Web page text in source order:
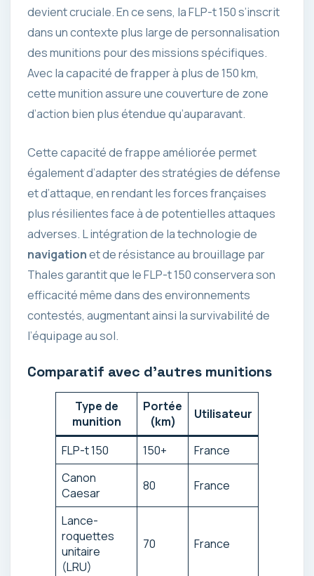
devient cruciale. En ce sens, la FLP-t 150 s’inscrit
dans un contexte plus large de personnalisation
des munitions pour des missions spécifiques.
Avec la capacité de frapper à plus de 150 km,
cette munition assure une couverture de zone
d’action bien plus étendue qu’auparavant.
Cette capacité de frappe améliorée permet
également d’adapter des stratégies de défense
et d’attaque, en rendant les forces françaises
plus résilientes face à de potentielles attaques
adverses. L intégration de la technologie de
navigationet de résistance au brouillage par
Thales garantit que le FLP-t 150 conservera son
efficacité même dans des environnements
contestés, augmentant ainsi la survivabilité de
l’équipage au sol.
Comparatif avec d’autres munitions
Type de
munition
Portée
(km)
Utilisateur
FLP-t 150 150+
France
Canon
Caesar
80 France
Lance-
roquettes
unitaire
(LRU)
70 France